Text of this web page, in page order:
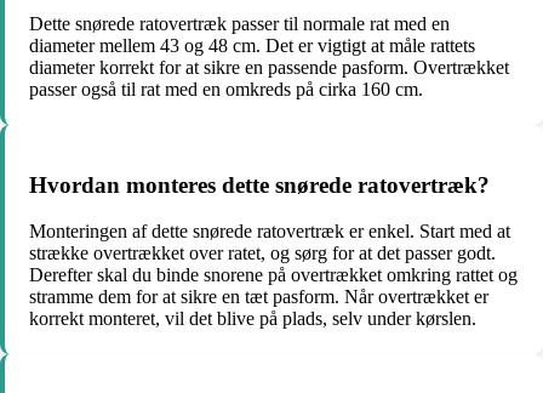
Dette snørede ratovertræk passer til normale rat med en
diameter mellem 43 og 48 cm. Det er vigtigt at måle rattets
diameter korrekt for at sikre en passende pasform. Overtrækket
passer også til rat med en omkreds på cirka 160 cm.
Hvordan monteres dette snørede ratovertræk?
Monteringen af dette snørede ratovertræk er enkel. Start med at
strække overtrækket over ratet, og sørg for at det passer godt.
Derefter skal du binde snorene på overtrækket omkring rattet og
stramme dem for at sikre en tæt pasform. Når overtrækket er
korrekt monteret, vil det blive på plads, selv under kørslen.